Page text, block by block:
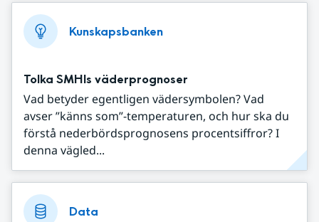
Kunskapsbanken
Tolka SMHIs väderprognoser
Vad betyder egentligen vädersymbolen? Vad
avser ”känns som”-temperaturen, och hur ska du
förstå nederbördsprognosens procentsiffror? I
denna vägled...
Data